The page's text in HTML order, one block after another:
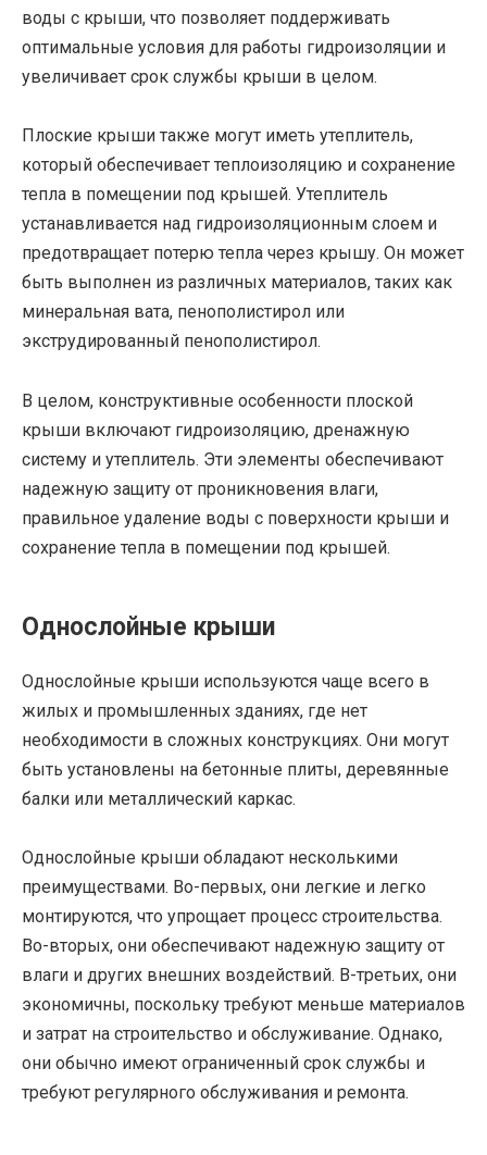
воды с крыши, что позволяет поддерживать
оптимальные условия для работы гидроизоляции и
увеличивает срок службы крыши в целом.
Плоские крыши также могут иметь утеплитель,
который обеспечивает теплоизоляцию и сохранение
тепла в помещении под крышей. Утеплитель
устанавливается над гидроизоляционным слоем и
предотвращает потерю тепла через крышу. Он может
быть выполнен из различных материалов, таких как
минеральная вата, пенополистирол или
экструдированный пенополистирол.
В целом, конструктивные особенности плоской
крыши включают гидроизоляцию, дренажную
систему и утеплитель. Эти элементы обеспечивают
надежную защиту от проникновения влаги,
правильное удаление воды с поверхности крыши и
сохранение тепла в помещении под крышей.
Однослойные крыши
Однослойные крыши используются чаще всего в
жилых и промышленных зданиях, где нет
необходимости в сложных конструкциях. Они могут
быть установлены на бетонные плиты, деревянные
балки или металлический каркас.
Однослойные крыши обладают несколькими
преимуществами. Во-первых, они легкие и легко
монтируются, что упрощает процесс строительства.
Во-вторых, они обеспечивают надежную защиту от
влаги и других внешних воздействий. В-третьих, они
экономичны, поскольку требуют меньше материалов
и затрат на строительство и обслуживание. Однако,
они обычно имеют ограниченный срок службы и
требуют регулярного обслуживания и ремонта.